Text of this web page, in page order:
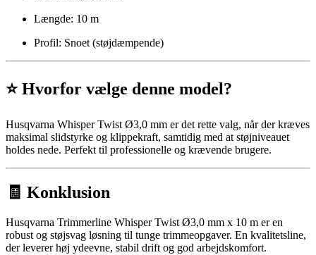
Længde: 10 m
Profil: Snoet (støjdæmpende)
⭐ Hvorfor vælge denne model?
Husqvarna Whisper Twist Ø3,0 mm er det rette valg, når der kræves
maksimal slidstyrke og klippekraft, samtidig med at støjniveauet
holdes nede. Perfekt til professionelle og krævende brugere.
🧾 Konklusion
Husqvarna Trimmerline Whisper Twist Ø3,0 mm x 10 m er en
robust og støjsvag løsning til tunge trimmeopgaver. En kvalitetsline,
der leverer høj ydeevne, stabil drift og god arbejdskomfort.